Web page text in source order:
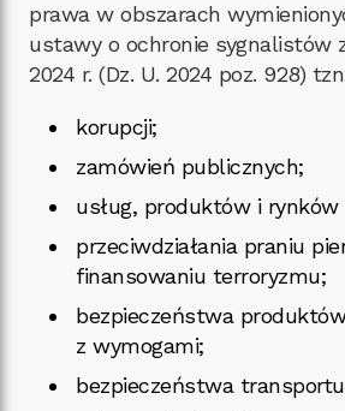
prawa w obszarach
ustawy o ochronie sygnalistów
2024 r. (Dz. U. 2024 poz. 928)
korupcji;
zamówień publicznych;
usług, produktów i
przeciwdziałania praniu
finansowaniu terroryzmu;
bezpieczeństwa
z wymogami;
bezpieczeństwa